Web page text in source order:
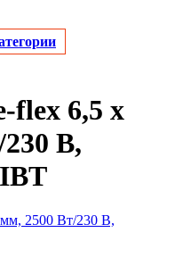
flex 6,5 х
В,